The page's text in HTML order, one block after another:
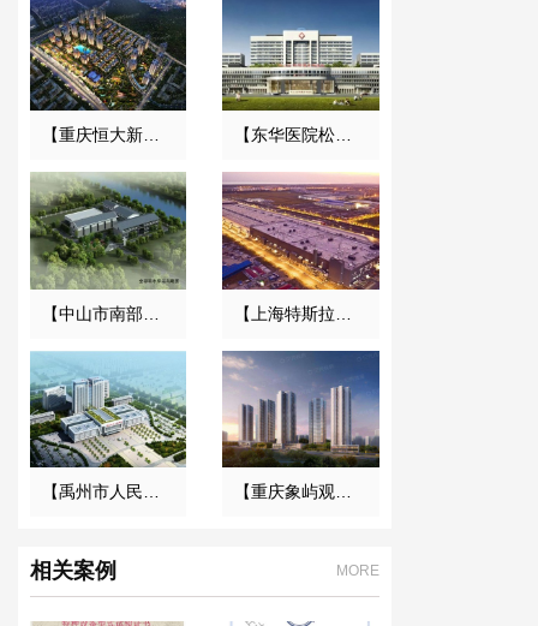
【禹州市人民医院】橡胶接头合同 【重庆象屿观悦府电力工程】变压器减振器合同
相关案例 MORE